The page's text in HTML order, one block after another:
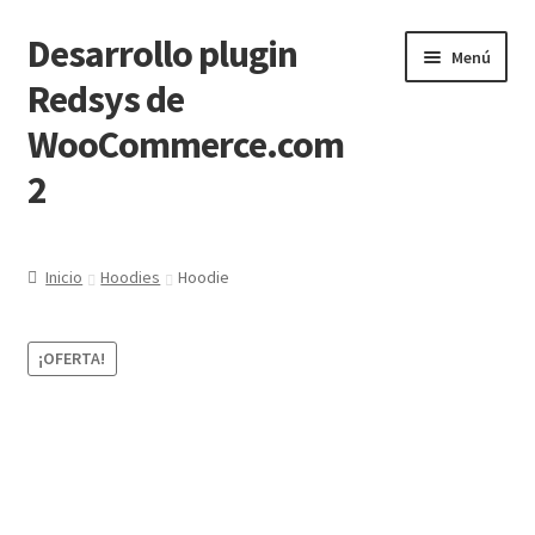
Ir
a
la
navegación
Ir
al
contenido
Desarrollo plugin
Redsys de
WooCommerce.com
2
Menú
Become a Vendor
Inicio Hoodies Hoodie
¡OFERTA!